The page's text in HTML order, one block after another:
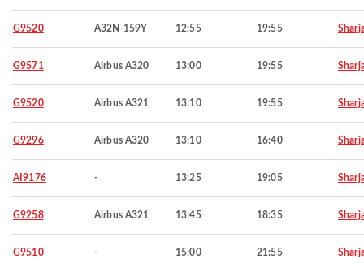
G9520 A32N-159Y 12:55 19:55
G9571 Airbus A320 13:00 19:55
G9520 Airbus A321 13:10 19:55
G9296 Airbus A320 13:10 16:40
AI9176 - 13:25 19:05
G9258 Airbus A321 13:45 18:35
G9510 - 15:00 21:55